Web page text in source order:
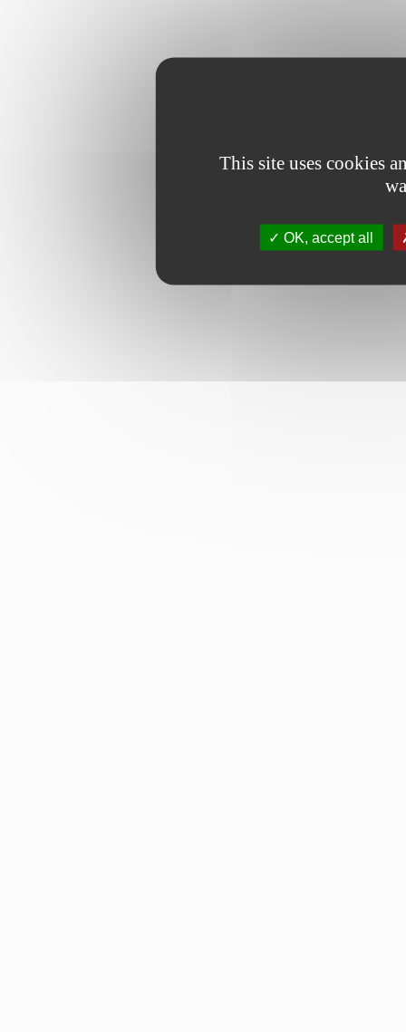
This site uses cookies
OK, accept all